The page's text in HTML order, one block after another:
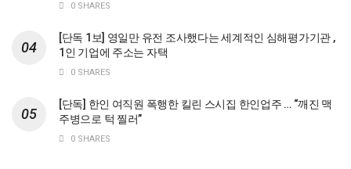
0 SHARES
[단독 1보] 영일만 유전 조사했다는 세계적인 심해평가기관 ,
1인 기업에 주소는 자택
0 SHARES
[단독] 한인 여직원 폭행한 킬린 스시집 한인업주 … “깨진 맥
주병으로 턱 찔러”
0 SHARES